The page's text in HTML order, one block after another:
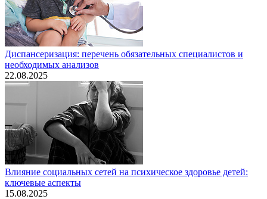
Диспансеризация: перечень обязательных специалистов и
необходимых анализов
22.08.2025
Влияние социальных сетей на психическое здоровье детей:
ключевые аспекты
15.08.2025